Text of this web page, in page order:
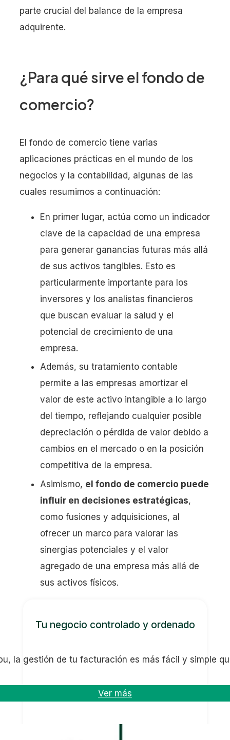
parte crucial del balance de la empresa
adquirente.
¿Para qué sirve el fondo de
comercio?
El fondo de comercio tiene varias
aplicaciones prácticas en el mundo de los
negocios y la contabilidad, algunas de las
cuales resumimos a continuación:
En primer lugar, actúa como un indicador
clave de la capacidad de una empresa
para generar ganancias futuras más allá
de sus activos tangibles. Esto es
particularmente importante para los
inversores y los analistas financieros
que buscan evaluar la salud y el
potencial de crecimiento de una
empresa.
Además, su tratamiento contable
permite a las empresas amortizar el
valor de este activo intangible a lo largo
del tiempo, reflejando cualquier posible
depreciación o pérdida de valor debido a
cambios en el mercado o en la posición
competitiva de la empresa.
Asimismo, el fondo de comercio puede
influir en decisiones estratégicas,
como fusiones y adquisiciones, al
ofrecer un marco para valorar las
sinergias potenciales y el valor
agregado de una empresa más allá de
sus activos físicos.
Tu negocio controlado y ordenado
la gestión de tu facturación es más fácil y simple
Ver más